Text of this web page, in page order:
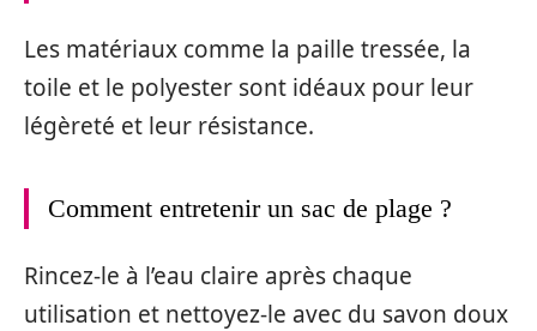
Les matériaux comme la paille tressée, la
toile et le polyester sont idéaux pour leur
légèreté et leur résistance.
Comment entretenir un sac de plage ?
Rincez-le à l’eau claire après chaque
utilisation et nettoyez-le avec du savon doux